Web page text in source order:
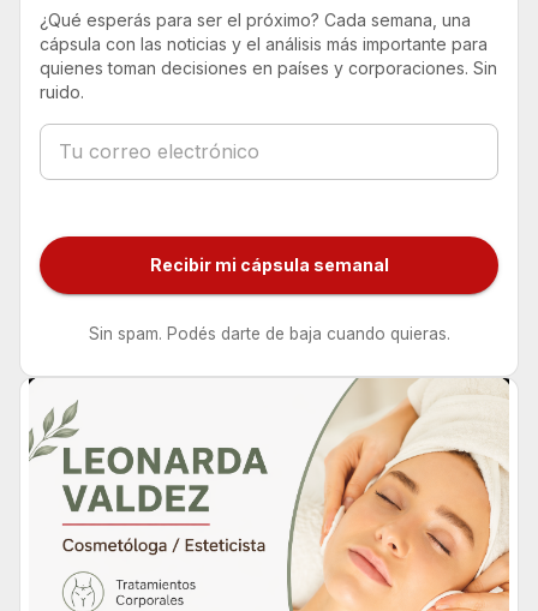
¿Qué esperás para ser el próximo? Cada semana, una
cápsula con las noticias y el análisis más importante para
quienes toman decisiones en países y corporaciones. Sin
ruido.
Recibir mi cápsula semanal
Sin spam. Podés darte de baja cuando quieras.